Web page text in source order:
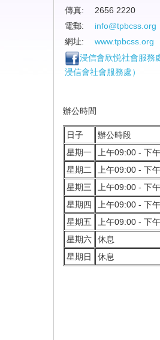
傳真:
2656 2220
電郵:
info@tpbcss.org
網址:
www.tpbcss.org
浸信會欣悦社會服務
浸信會社會服務處）
辦公時間
日子
辦公時段
星期一
上午09:00 - 下
星期二
上午09:00 - 下
星期三
上午09:00 - 下
星期四
上午09:00 - 下
星期五
上午09:00 - 下
星期六
休息
星期日
休息